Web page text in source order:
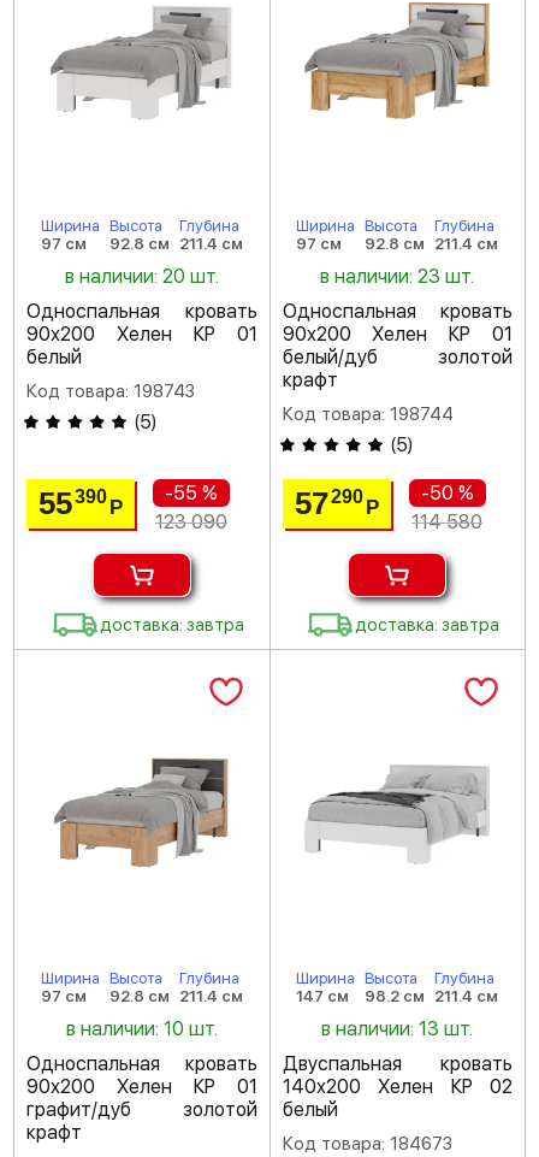
Ширина
97 см
Высота
92.8 см
Глубина
211.4 см
в наличии: 20 шт.
Односпальная кровать
90х200 Хелен КР 01
белый
Код товара: 198743
(5)
55390Р
-55 %
123 090
доставка: завтра
Ширина
97 см
Высота
92.8 см
Глубина
211.4 см
в наличии: 23 шт.
Односпальная кровать
90х200 Хелен КР 01
белый/дуб золотой
крафт
Код товара: 198744
(5)
57290 Р
-50 %
114 580
доставка: завтра
Ширина
97 см
Высота
92.8 см
Глубина
211.4 см
в наличии: 10 шт.
Односпальная кровать
90х200 Хелен КР 01
графит/дуб золотой
крафт
Ширина
147 см
Высота
98.2 см
Глубина
211.4 см
в наличии: 13 шт.
Двуспальная кровать
140х200 Хелен КР 02
белый
Код товара: 184673